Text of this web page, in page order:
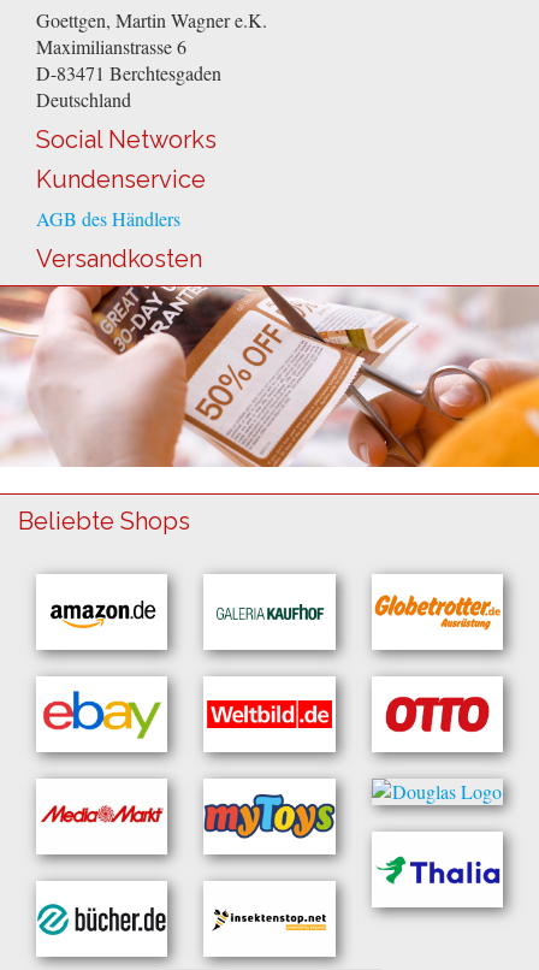
Goettgen, Martin Wagner e.K.
Maximilianstrasse 6
D-83471 Berchtesgaden
Deutschland
Social Networks
Kundenservice
AGB des Händlers
Versandkosten
Beliebte Shops